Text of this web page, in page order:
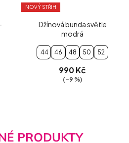
NOVÝ STŘIH
Džínová bunda světle
modrá
44 46 48 50 52
990 Kč
(–9 %)
PRODUKTY